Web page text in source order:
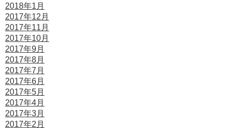
2018年1月
2017年12月
2017年11月
2017年10月
2017年9月
2017年8月
2017年7月
2017年6月
2017年5月
2017年4月
2017年3月
2017年2月